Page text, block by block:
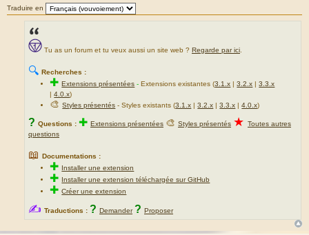
Traduire en
Tu as un forum et tu veux aussi un site web ? Regarde par ici
🔍 Recherches :
✚Extensions présentées -Extensions existantes (3.1.x |3.2.x |3.3.x
|4.0.x)
🎨Styles présentés - Styles existants (3.1.x |3.2.x |3.3.x |4.0.x)
? Questions : ✚ Extensions présentées 🎨 Styles présentés ★ Toutes autres
questions
📖 Documentations :
✚ Installer une extension
✚ Installer une extension téléchargée sur GitHub
✚Créer une extension
✍ Traductions : ? Demander ? Proposer